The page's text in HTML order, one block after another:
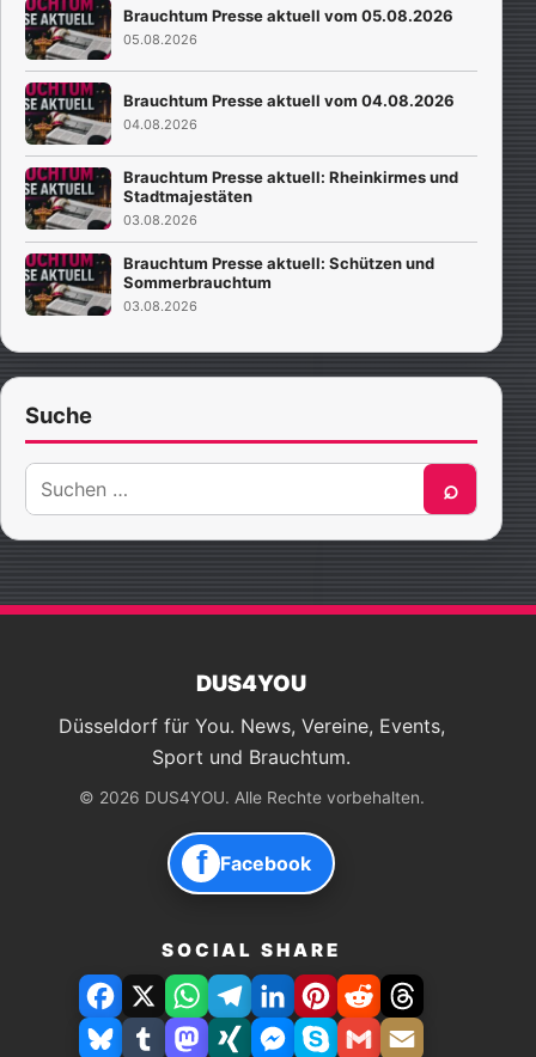
Brauchtum Presse aktuell vom 05.08.2026
05.08.2026
Brauchtum Presse aktuell vom 04.08.2026
04.08.2026
Brauchtum Presse aktuell: Rheinkirmes und
Stadtmajestäten
03.08.2026
Brauchtum Presse aktuell: Schützen und
Sommerbrauchtum
03.08.2026
Suche
Suche
nach:
⌕
DUS4YOU
Düsseldorf für You. News, Vereine, Events,
Sport und Brauchtum.
© 2026 DUS4YOU. Alle Rechte vorbehalten.
f Facebook
SOCIAL SHARE
Facebook
X WhatsApp
Telegram
LinkedInPinterest
RedditThreads